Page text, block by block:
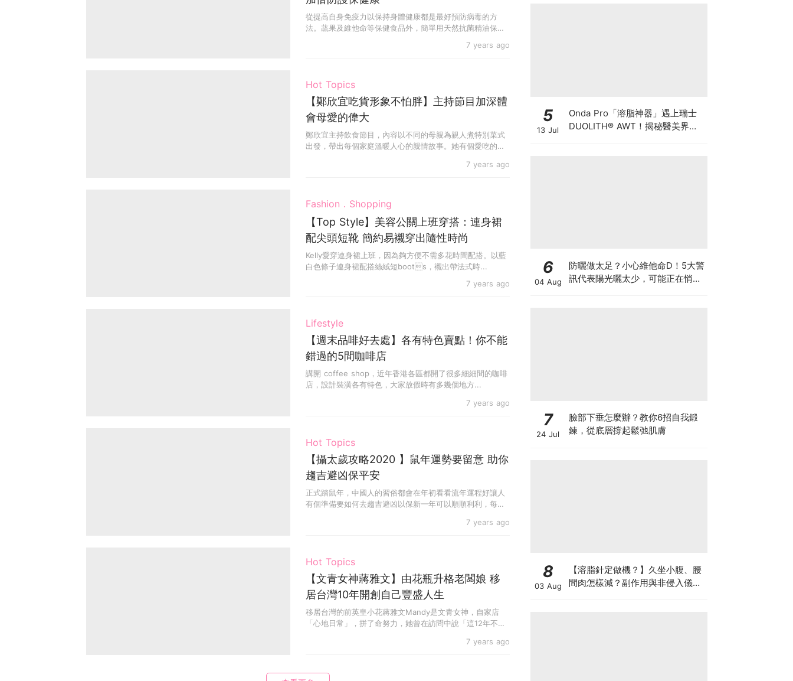
從提高自身免疫力以保持身體健康都是最好預防病毒的方
法。蔬果及維他命等保健食品外，簡單用天然抗菌精油保
7 years ago
Hot Topics
【鄭欣宜吃貨形象不怕胖】主持節目加深體
會母愛的偉大
鄭欣宜主持飲食節目，內容以不同的母親為親人煮特別菜式
出發，帶出每個家庭溫暖人心的親情故事。她有個愛吃的媽
7 years ago
Fashion．Shopping
【Top Style】美容公關上班穿搭：連身裙
配尖頭短靴 簡約易襯穿出隨性時尚
Kelly愛穿連身裙上班，因為夠方便不需多花時間配搭。以藍
白色條子連身裙配搭絲絨短boots，襯出帶法式時...
7 years ago
Lifestyle
【週末品啡好去處】各有特色賣點！你不能
錯過的5間咖啡店
講開 coffee shop，近年香港各區都開了很多細細間的咖啡
店，設計裝潢各有特色，大家放假時有多幾個地方...
7 years ago
Hot Topics
【攝太歲攻略2020 】鼠年運勢要留意 助你
趨吉避凶保平安
正式踏鼠年，中國人的習俗都會在年初看看流年運程好讓人
有個準備要如何去趨吉避凶以保新一年可以順順利利，每年
7 years ago
Hot Topics
【文青女神蔣雅文】由花瓶升格老闆娘 移
居台灣10年開創自己豐盛人生
移居台灣的前英皇小花蔣雅文Mandy是文青女神，自家店
「心地日常」，拼了命努力，她曾在訪問中說「這12年不
7 years ago
5
13 Jul
Onda Pro「溶脂神器」遇上瑞士
DUOLITH® AWT！揭秘醫美界悄
6
04 Aug
防曬做太足？小心維他命D！5大警
訊代表陽光曬太少，可能正在悄悄
7
24 Jul
臉部下垂怎麼辦？教你6招自我鍛
鍊，從底層撐起鬆弛肌膚
8
03 Aug
【溶脂針定做機？】久坐小腹、腰
間肉怎樣減？副作用與非侵入儀器